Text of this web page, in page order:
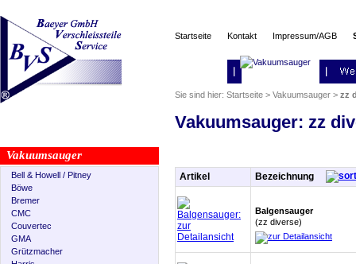
Startseite Kontakt Impressum/AGB
Sie sind hier: Startseite > Vakuumsauger > zz
Vakuumsauger
Bell & Howell / Pitney
Böwe
Bremer
CMC
Couvertec
GMA
Grützmacher
Vakuumsauger: zz
Artikel Bezeichnung
Balgensauger
(zz diverse)